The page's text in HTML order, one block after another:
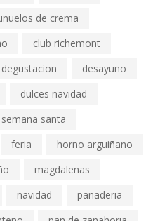
de crema
club richemont
degustacion
desayuno
dulces navidad
santa
feria
horno arguiñano
magdalenas
navidad
panaderia